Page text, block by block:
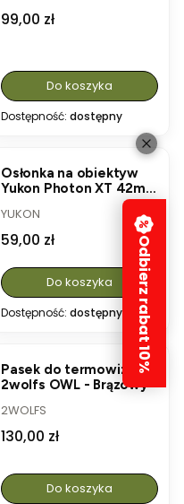
Cena
99,00 zł
Do koszyka
Dostępność: dostępny
Osłonka na obiektyw
Yukon Photon XT 42mm
PRODUCENT
YUKON
Cena
59,00 zł
Do koszyka
Dostępność: dostępny
Pasek do termowizora
2wolfs OWL - Brązowy
PRODUCENT
2WOLFS
Cena
130,00 zł
Do koszyka
Odbierz rabat 10%